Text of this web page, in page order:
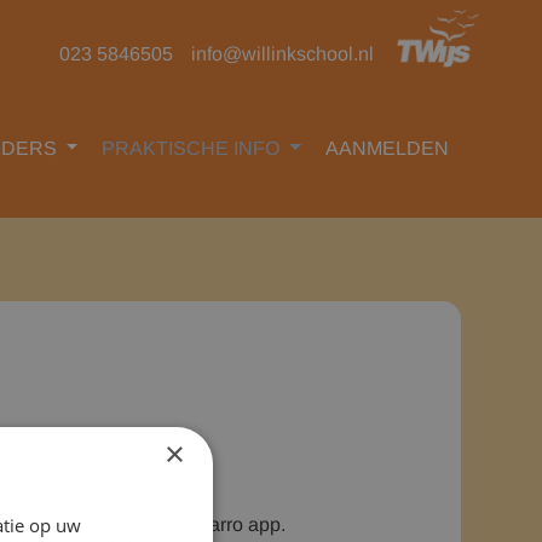
023 5846505 info@willinkschool.nl
PRAKTISCHE INFO
AANMELDEN
uur te melden via de Parro app.
×
op uw